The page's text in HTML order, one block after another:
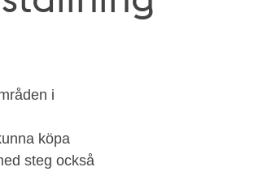
i
köpa
steg också